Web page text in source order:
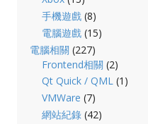
手機遊戲 (8)
電腦遊戲 (15)
電腦相關 (227)
Frontend相關 (2)
Qt Quick / QML (1)
VMWare (7)
網站紀錄 (42)